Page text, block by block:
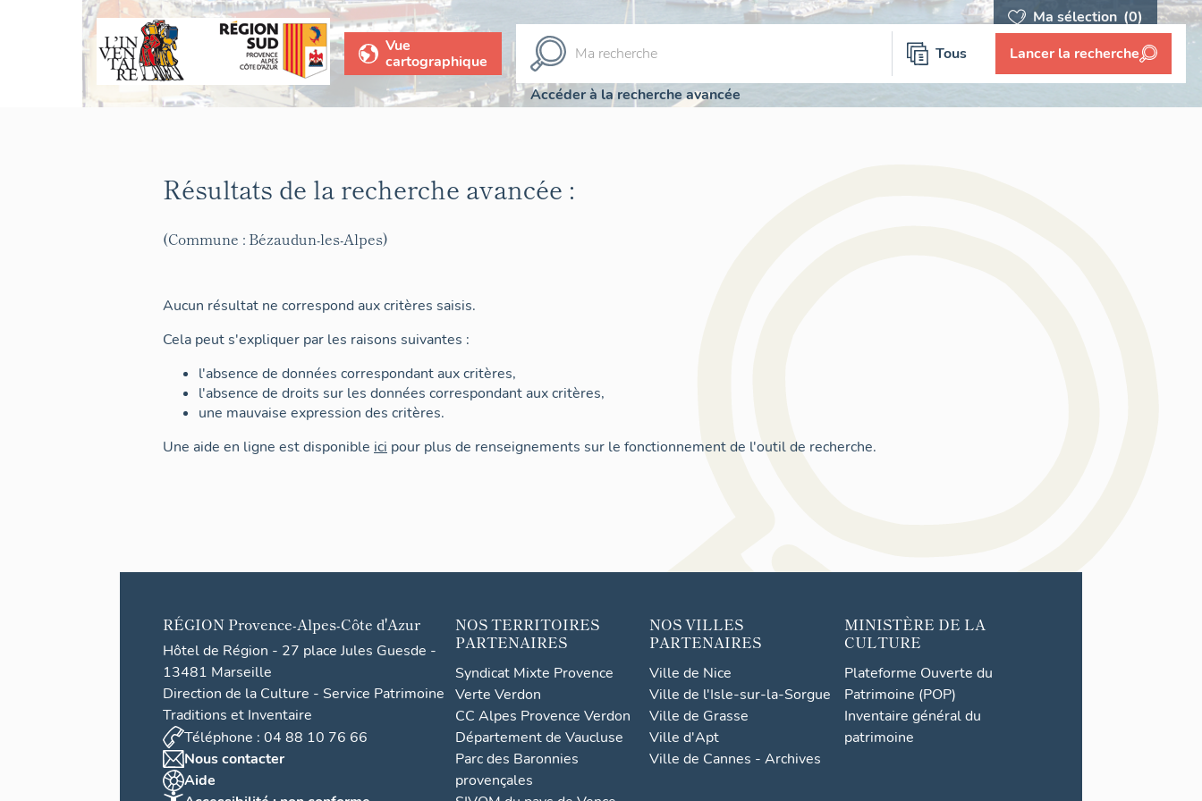
Ma sélection (0)
Vue
cartographique
Tous Lancer la recherche
Accéder à la recherche avancée
Résultats de la recherche avancée :
(Commune : Bézaudun-les-Alpes)
Aucun résultat ne correspond aux critères saisis.
Cela peut s'expliquer par les raisons suivantes :
l'absence de données correspondant aux critères,
l'absence de droits sur les données correspondant aux critères,
une mauvaise expression des critères.
Une aide en ligne est disponible ici pour plus de renseignements sur le fonctionnement de l'outil de recherche.
RÉGION Provence-Alpes-Côte d'Azur
Hôtel de Région - 27 place Jules Guesde -
13481 Marseille
Direction de la Culture - Service Patrimoine
Traditions et Inventaire
Téléphone : 04 88 10 76 66
Nous contacter
Aide
NOS TERRITOIRES
PARTENAIRES
Syndicat Mixte Provence
Verte Verdon
CC Alpes Provence Verdon
Département de Vaucluse
Parc des Baronnies
provençales
NOS VILLES
PARTENAIRES
Ville de Nice
Ville de l'Isle-sur-la-Sorgue
Ville de Grasse
Ville d'Apt
Ville de Cannes - Archives
MINISTÈRE DE LA
CULTURE
Plateforme Ouverte du
Patrimoine (POP)
Inventaire général du
patrimoine